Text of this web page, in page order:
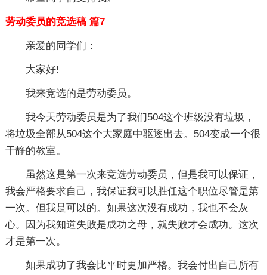
劳动委员的竞选稿 篇7
亲爱的同学们：
大家好!
我来竞选的是劳动委员。
我今天劳动委员是为了我们504这个班级没有垃圾，
将垃圾全部从504这个大家庭中驱逐出去。504变成一个很
干静的教室。
虽然这是第一次来竞选劳动委员，但是我可以保证，
我会严格要求自己，我保证我可以胜任这个职位尽管是第
一次。但我是可以的。如果这次没有成功，我也不会灰
心。因为我知道失败是成功之母，就失败才会成功。这次
才是第一次。
如果成功了我会比平时更加严格。我会付出自己所有